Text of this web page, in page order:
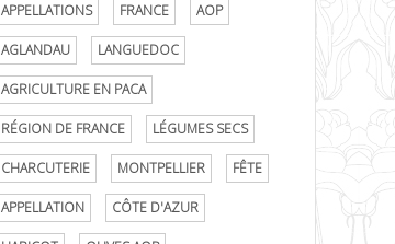
APPELLATIONS FRANCE AOP
AGLANDAU LANGUEDOC
AGRICULTURE EN PACA
RÉGION DE FRANCE LÉGUMES SECS
CHARCUTERIE MONTPELLIER FÊTE
APPELLATION CÔTE D'AZUR